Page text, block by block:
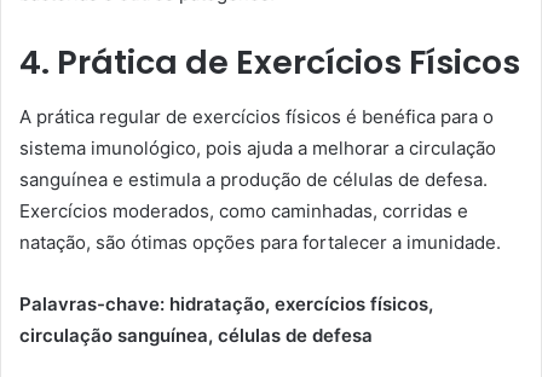
4. Prática de Exercícios Físicos
A prática regular de exercícios físicos é benéfica para o
sistema imunológico, pois ajuda a melhorar a circulação
sanguínea e estimula a produção de células de defesa.
Exercícios moderados, como caminhadas, corridas e
natação, são ótimas opções para fortalecer a imunidade.
Palavras-chave: hidratação, exercícios físicos,
circulação sanguínea, células de defesa